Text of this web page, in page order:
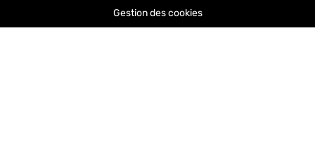
Gestion des cookies